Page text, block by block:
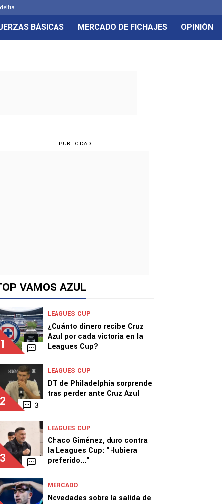
BÁSICAS MERCADO DE FICHAJES OPINIÓN
PUBLICIDAD
VAMOS AZUL
1
LEAGUES CUP
¿Cuánto dinero recibe Cruz
Azul por cada victoria en la
Leagues Cup?
2 3
LEAGUES CUP
DT de Philadelphia sorprende
tras perder ante Cruz Azul
3
LEAGUES CUP
Chaco Giménez, duro contra
la Leagues Cup: "Hubiera
preferido..."
MERCADO
Novedades sobre la salida de